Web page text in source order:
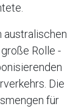
australischen
Rolle -
Die
für